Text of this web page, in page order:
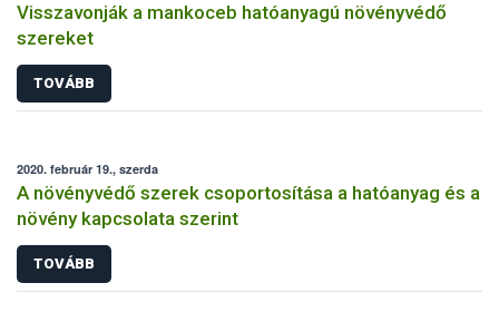
Visszavonják a mankoceb hatóanyagú növényvédő
szereket
TOVÁBB
2020. február 19., szerda
A növényvédő szerek csoportosítása a hatóanyag és a
növény kapcsolata szerint
TOVÁBB